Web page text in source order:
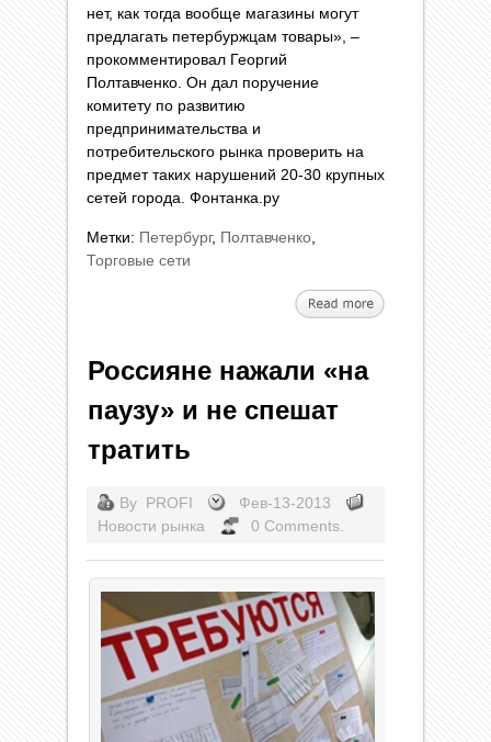
нет, как тогда вообще магазины могут
предлагать петербуржцам товары», –
прокомментировал Георгий
Полтавченко. Он дал поручение
комитету по развитию
предпринимательства и
потребительского рынка проверить на
предмет таких нарушений 20-30 крупных
сетей города. Фонтанка.ру
Метки: Петербург, Полтавченко
Торговые сети
Россияне нажали «на
паузу» и не спешат
тратить
By PROFI
Фев-13-2013
Новости рынка
0 Comments.